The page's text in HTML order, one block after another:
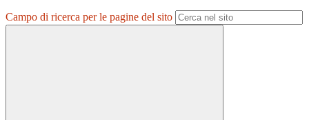
Campo di ricerca per le pagine del sito